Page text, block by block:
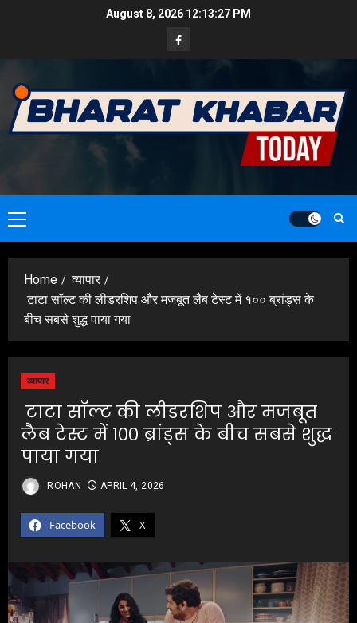
August 8, 2026 12:13:28 PM
Facebook
Primary
Menu
Home
व्यापार
टाटा सॉल्ट की लीडरशिप और मजबूत लैब टेस्ट में १०० ब्रांड्स के
बीच सबसे शुद्ध पाया गया
व्यापार
टाटा सॉल्ट की लीडरशिप और मजबूत
लैब टेस्ट में १०० ब्रांड्स के बीच सबसे शुद्ध
पाया गया
Facebook X
ROHAN APRIL 4, 2026